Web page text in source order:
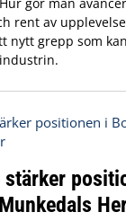
rent av
nytt grepp som